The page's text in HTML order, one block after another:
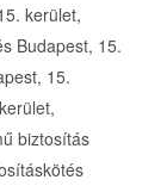
kerület,
Budapest, 15.
15.
biztosítás